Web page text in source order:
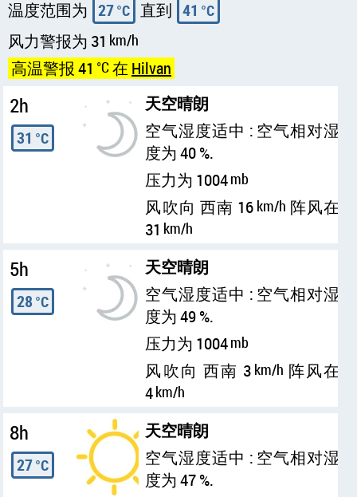
温度范围为 27°C 直到 41 °C
风力警报为 31 km/h
高温警报 41 °C在 Hilvan
2h
31 °C
天空晴朗
空气湿度适中 : 空气相对湿
度为 40 %.
压力为 1004mb
风吹向 西南 16 km/h 阵风在
31 km/h
5h
28 °C
天空晴朗
空气湿度适中 : 空气相对湿
度为 49 %.
压力为 1004mb
风吹向 西南 3 km/h 阵风在
4km/h
8h
27°C
天空晴朗
空气湿度适中 : 空气相对湿
度为 47 %.